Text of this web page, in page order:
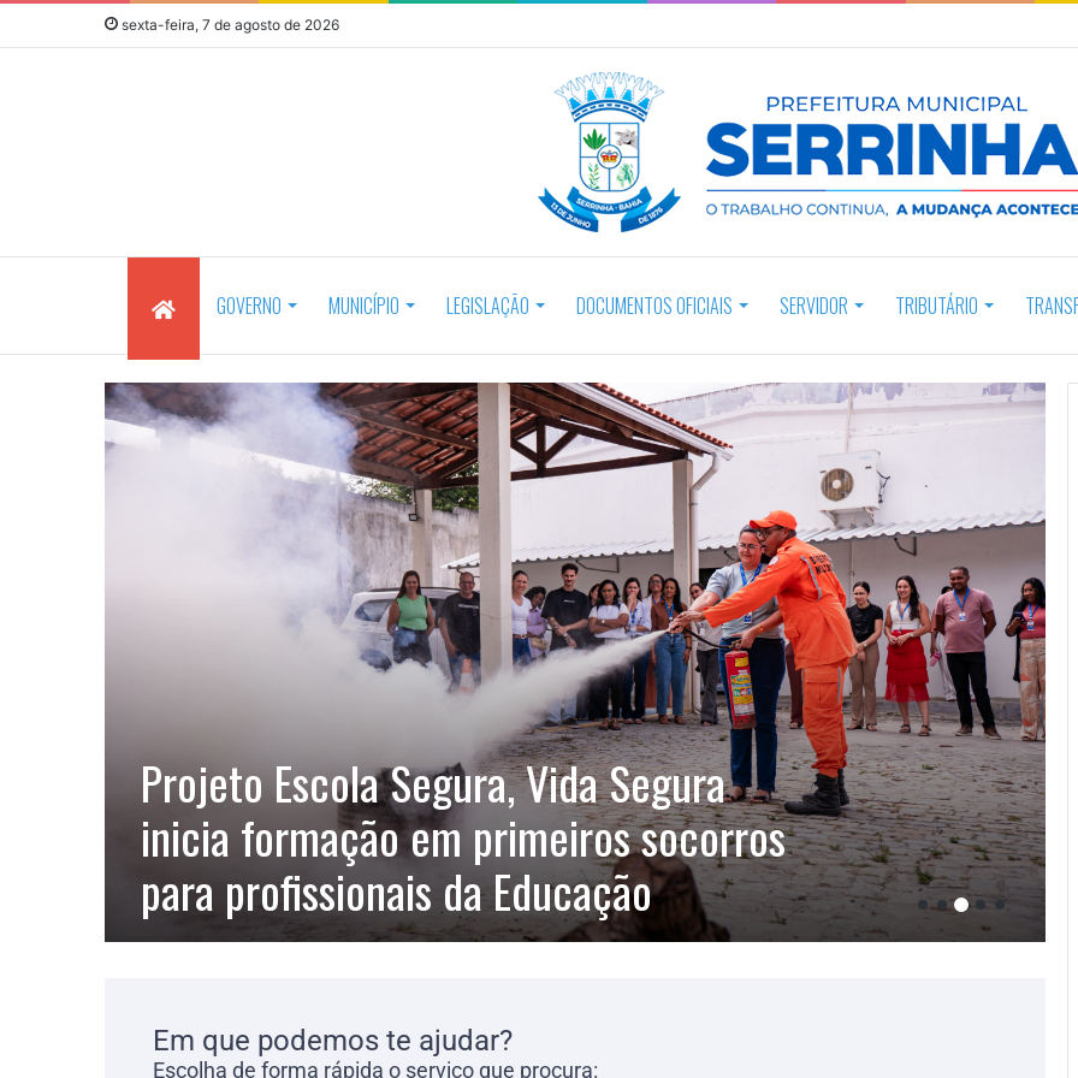
sexta-feira, 7 de agosto de 2026
GOVERNO MUNICÍPIO LEGISLAÇÃO DOCUMENTOS OFICIAIS SERVIDOR TRIBUTÁRIO
Projeto Escola Segura, Vida Segura
inicia formação em primeiros socorros
para profissionais da Educação
Em que podemos te ajudar?
Escolha de forma rápida o serviço que procura: